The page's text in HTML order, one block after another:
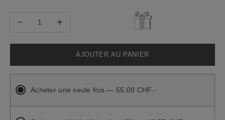
Diminuer la quantitéDiminuer la quantité
AJOUTER AU PANIER
Acheter une seule fois — 55.00 CHF.-